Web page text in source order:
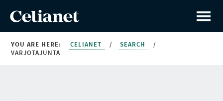
YOU ARE HERE: CELIANET / SEARCH
/
VARJOTAJUNTA